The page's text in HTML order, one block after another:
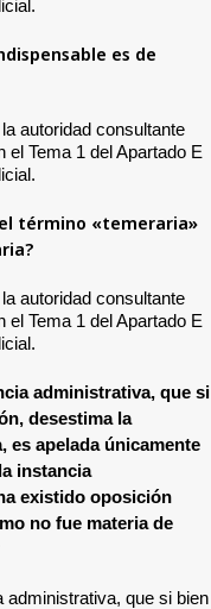
es de
autoridad consultante
el Tema 1 del Apartado E
término «temeraria»
autoridad consultante
el Tema 1 del Apartado E
administrativa, que si
desestima la
es apelada únicamente
instancia
existido oposición
no fue materia de
administrativa, que si bien